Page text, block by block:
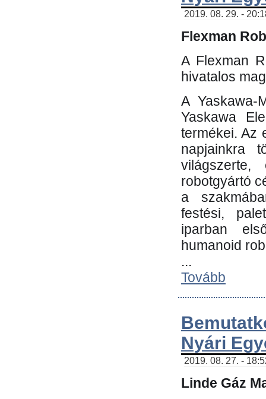
2019. 08. 29. -
Flexman
A Flexman
hivatalos
A Yaskawa-
Yaskawa
termékei. Az
napjainkra
robotgyártó
a
festési,
iparban
humanoid
...
Tovább
Nyári
2019. 08. 27. -
Linde Gáz